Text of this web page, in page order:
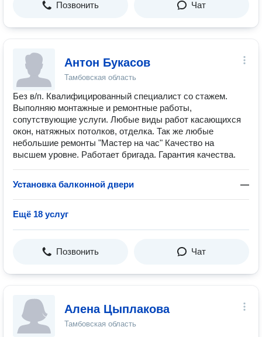
Позвонить Чат
Антон Букасов
Тамбовская область
Без в/п. Квалифицированный специалист со стажем.
Выполняю монтажные и ремонтные работы,
сопутствующие услуги. Любые виды работ касающихся
окон, натяжных потолков, отделка. Так же любые
небольшие ремонты "Мастер на час" Качество на
высшем уровне. Работает бригада. Гарантия качества.
Установка балконной двери —
Ещё 18 услуг
Позвонить Чат
Алена Цыплакова
Тамбовская область